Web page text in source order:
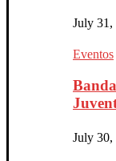
July 31,
Eventos
July 30,